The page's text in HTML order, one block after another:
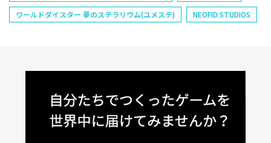
ワールドダイスター 夢のステラリウム(ユメステ)
NEOFID STUDIOS